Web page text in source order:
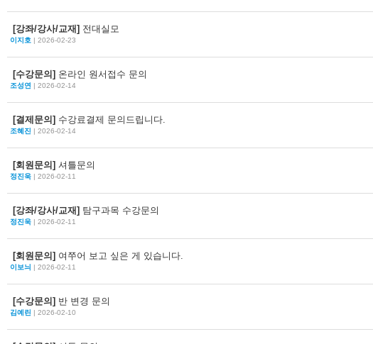
[강좌/강사/교재] 전대실모
이지호 | 2026-02-23
[수강문의] 온라인 원서접수 문의
조성연 | 2026-02-14
[결제문의] 수강료결제 문의드립니다.
조혜진 | 2026-02-14
[회원문의] 셔틀문의
정진욱 | 2026-02-11
[강좌/강사/교재] 탐구과목 수강문의
정진욱 | 2026-02-11
[회원문의] 여쭈어 보고 싶은 게 있습니다.
이보늬 | 2026-02-11
[수강문의] 반 변경 문의
김예린 | 2026-02-10